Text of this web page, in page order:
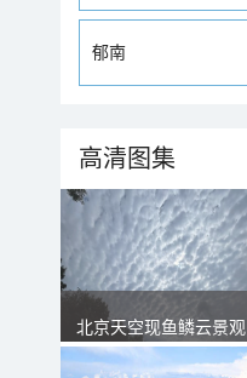
郁南
高清图集
北京天空现鱼鳞云景观